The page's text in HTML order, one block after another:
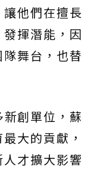
他們在擅長
揮潛能，因
舞台，也替
創單位，蘇
大的貢獻，
才擴大影響